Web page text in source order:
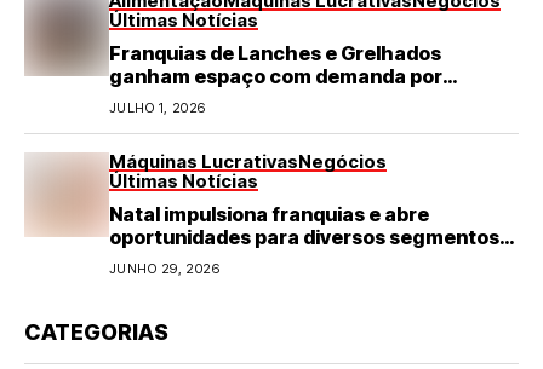
Últimas Notícias
Franquias de Lanches e Grelhados
ganham espaço com demanda por
refeições rápidas e de qualidade
JULHO 1, 2026
Máquinas LucrativasNegócios
Últimas Notícias
Natal impulsiona franquias e abre
oportunidades para diversos segmentos
do varejo
JUNHO 29, 2026
CATEGORIAS